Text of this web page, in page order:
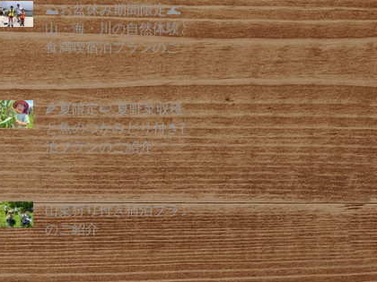
⛰️お盆休み期間限定🌊
山・海・川の自然体験と
食満喫宿泊プランのご紹
介
🌽夏限定🍉 夏野菜収穫
と魚のつかみどり付き宿
泊プランのご紹介
山菜狩り付き宿泊プラン
のご紹介